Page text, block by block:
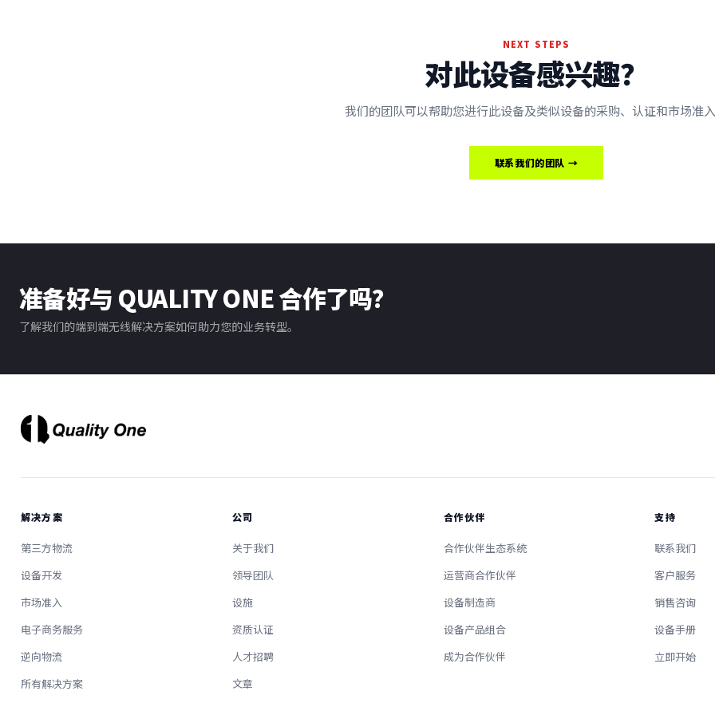
NEXT STEPS
对此设备感兴趣？
我们的团队可以帮助您进行此设备及类似设备的采购、认证和市场准入
联系我们的团队 →
准备好与 QUALITY ONE 合作了吗？
了解我们的端到端无线解决方案如何助力您的业务转型。
解决方案
第三方物流
设备开发
市场准入
电子商务服务
逆向物流
所有解决方案
公司
关于我们
领导团队
设施
资质认证
人才招聘
文章
合作伙伴
合作伙伴生态系统
运营商合作伙伴
设备制造商
设备产品组合
成为合作伙伴
支持
联系我们
客户服务
销售咨询
设备手册
立即开始